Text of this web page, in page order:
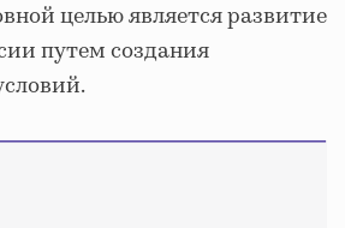
целью является развитие
путем создания